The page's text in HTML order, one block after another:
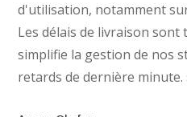
d'utilisation, notamment
Les délais de livraison
simplifie la gestion de nos
retards de dernière minute.